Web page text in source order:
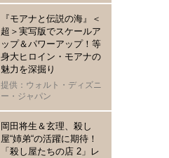
『モアナと伝説の海』＜
超＞実写版でスケールア
ップ＆パワーアップ！等
身大ヒロイン・モアナの
魅力を深掘り
提供：ウォルト・ディズニ
ー・ジャパン
岡田将生＆玄理、殺し
屋“姉弟“の活躍に期待！
「殺し屋たちの店 2」レ